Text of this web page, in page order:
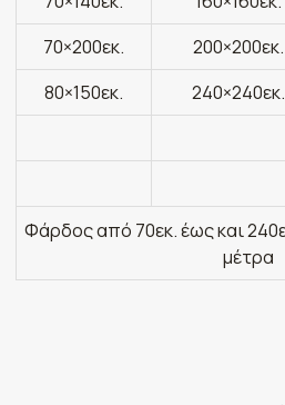
70×200εκ.
200×200εκ.
80×150εκ.
240×240εκ.
Φάρδος από 70εκ. έως και
μέτρα